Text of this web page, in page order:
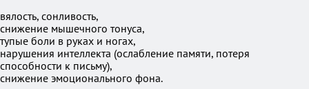
вялость, сонливость,
снижение мышечного тонуса,
тупые боли в руках и ногах,
нарушения интеллекта (ослабление памяти, потеря
способности к письму),
снижение эмоционального фона.